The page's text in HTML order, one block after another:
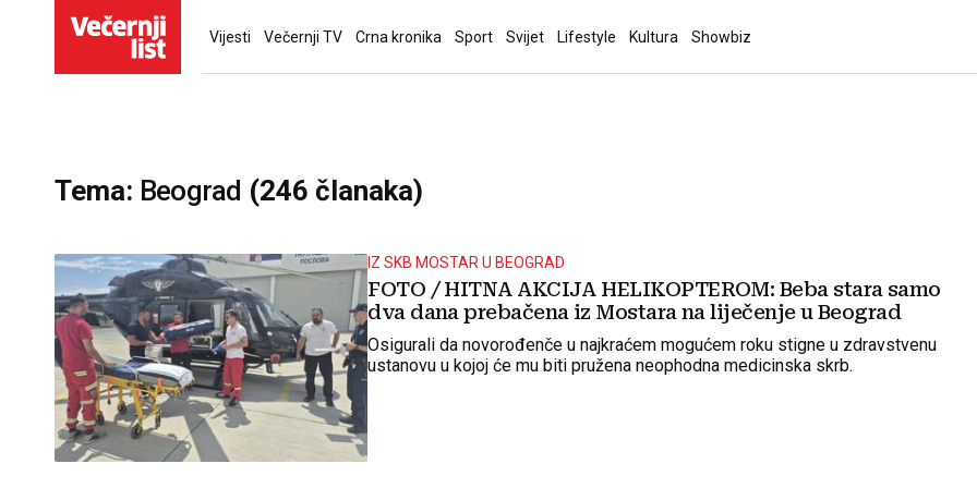
Vijesti Večernji TV Crna kronika Sport Svijet Lifestyle Kultura Showbiz
Tema: Beograd (246 članaka)
IZ SKB MOSTAR U BEOGRAD
FOTO / HITNA AKCIJA HELIKOPTEROM: Beba stara samo
dva dana prebačena iz Mostara na liječenje u Beograd
Osigurali da novorođenče u najkraćem mogućem roku stigne u zdravstvenu
ustanovu u kojoj će mu biti pružena neophodna medicinska skrb.